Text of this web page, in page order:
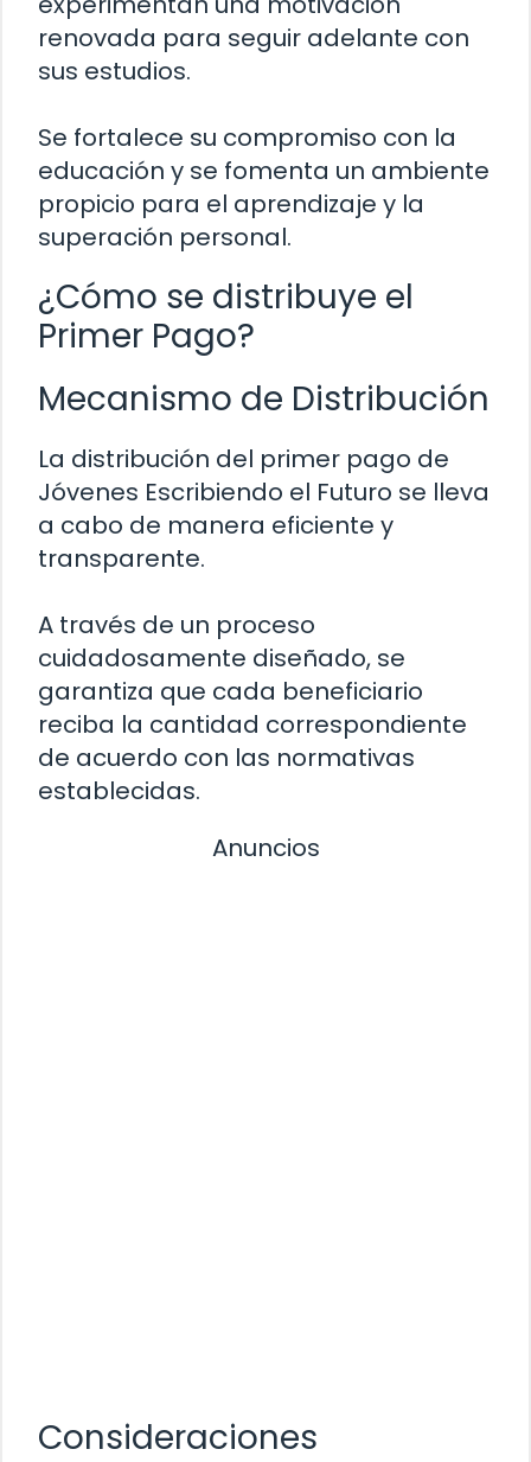
renovada para seguir adelante con
sus estudios.
Se fortalece su compromiso con la
educación y se fomenta un ambiente
propicio para el aprendizaje y la
superación personal.
¿Cómo se distribuye el
Primer Pago?
Mecanismo de Distribución
La distribución del primer pago de
Jóvenes Escribiendo el Futuro se lleva
a cabo de manera eficiente y
transparente.
A través de un proceso
cuidadosamente diseñado, se
garantiza que cada beneficiario
reciba la cantidad correspondiente
de acuerdo con las normativas
establecidas.
Anuncios
Consideraciones